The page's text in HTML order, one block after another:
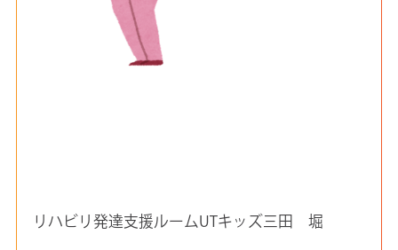
リハビリ発達支援ルームUTキッズ三田 堀